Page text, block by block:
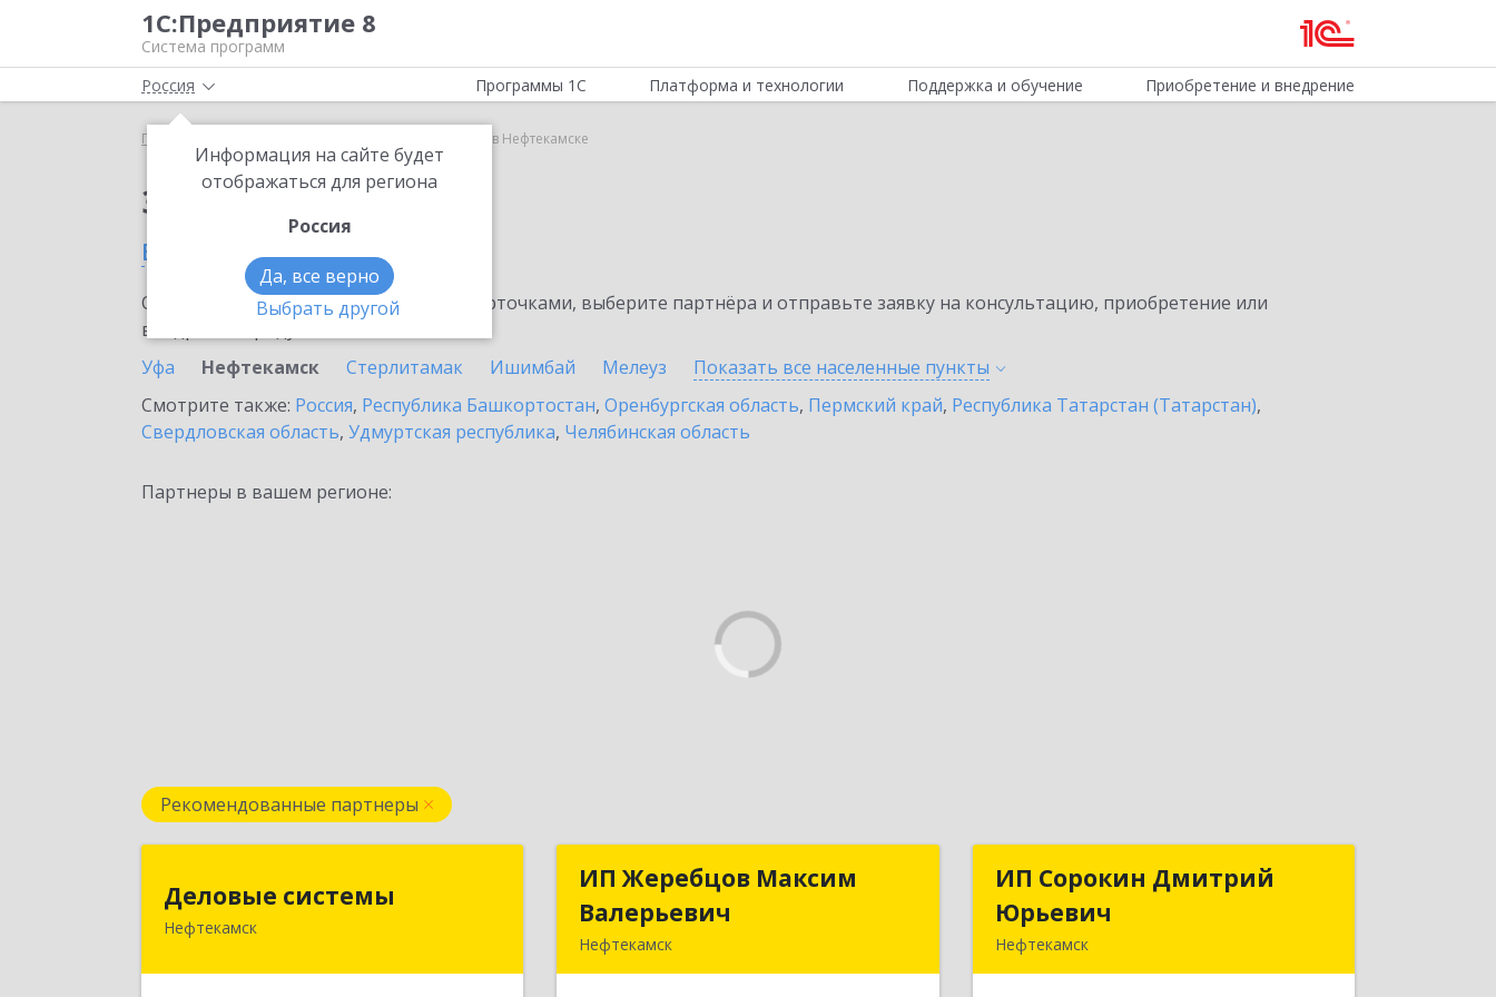
1С:Предприятие 8
Система программ
Россия
Информация на сайте будет
отображаться для региона
Россия
Да, все верно
Выбрать другой
Программы 1С Платформа и технологии Поддержка и обучение Приобретение и внедрение
Главная 1С:Лизинг в Нефтекамске
Заказать 1С:Лизинг
в Нефтекамске
Ознакомьтесь с информационными карточками, выберите партнёра и отправьте заявку на консультацию, приобретение или
внедрение продукта.
Уфа
Нефтекамск Стерлитамак Ишимбай Мелеуз Показать все населенные пункты
Смотрите также: Россия, Республика Башкортостан, Оренбургская область, Пермский край, Республика Татарстан (Татарстан),
Свердловская область, Удмуртская республика, Челябинская область
Партнеры в вашем регионе:
Рекомендованные партнеры
Деловые системы
Нефтекамск452689, Башкортостан Респ,
ИП Жеребцов Максим
Валерьевич
Нефтекамск
ИП Жеребцов Максим
ИП Сорокин Дмитрий
Юрьевич
Нефтекамск
ИП Сорокин Дмитрий